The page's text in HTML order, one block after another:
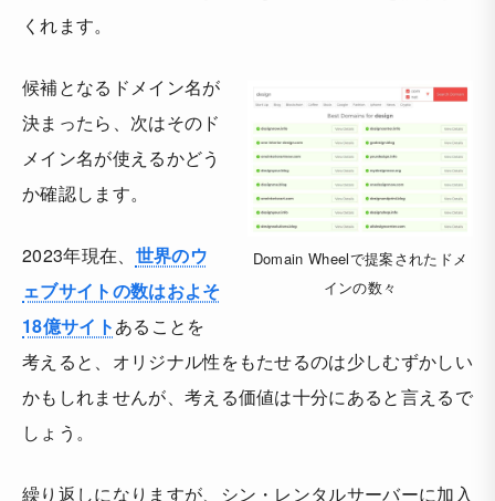
くれます。
Domain Wheelで提案されたドメ
インの数々
候補となるドメイン名が
決まったら、次はそのド
メイン名が使えるかどう
か確認します。
2023年現在、 世界のウ
ェブサイトの数はおよそ
18億サイトあることを
考えると、オリジナル性をもたせるのは少しむずかしい
かもしれませんが、考える価値は十分にあると言えるで
しょう。
繰り返しになりますが、シン・レンタルサーバーに加入